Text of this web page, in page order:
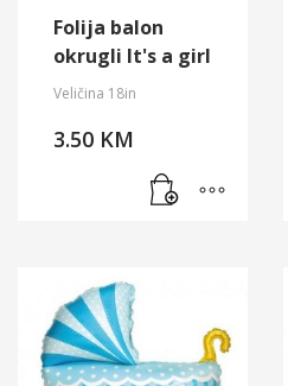
Folija balon
okrugli It's a girl
Veličina 18in
3.50 KM